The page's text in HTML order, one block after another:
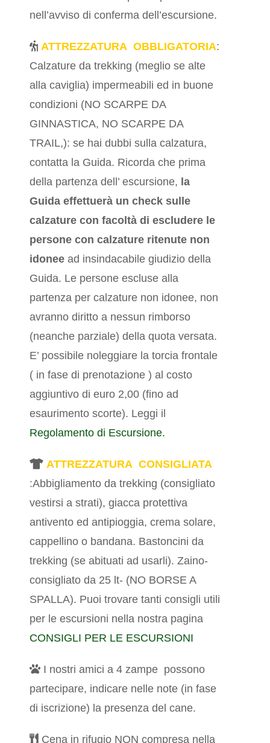
nell’avviso di conferma dell’escursione.
ATTREZZATURA OBBLIGATORIA:
Calzature da trekking (meglio se alte
alla caviglia) impermeabili ed in buone
condizioni (NO SCARPE DA
GINNASTICA, NO SCARPE DA
TRAIL,): se hai dubbi sulla calzatura,
contatta la Guida. Ricorda che prima
della partenza dell’ escursione, la
Guida effettuerà un check sulle
calzature con facoltà di escludere le
persone con calzature ritenute non
idonee ad insindacabile giudizio della
Guida. Le persone escluse alla
partenza per calzature non idonee, non
avranno diritto a nessun rimborso
(neanche parziale) della quota versata.
E’ possibile noleggiare la torcia frontale
( in fase di prenotazione ) al costo
aggiuntivo di euro 2,00 (fino ad
esaurimento scorte). Leggi il
Regolamento di Escursione.
ATTREZZATURA CONSIGLIATA
:Abbigliamento da trekking (consigliato
vestirsi a strati), giacca protettiva
antivento ed antipioggia, crema solare,
cappellino o bandana. Bastoncini da
trekking (se abituati ad usarli).Zaino-
consigliato da 25 lt- (NO BORSE A
SPALLA). Puoi trovare tanti consigli utili
per le escursioni nella nostra pagina
CONSIGLI PER LE ESCURSIONI
I nostri amici a 4 zampe possono
partecipare, indicare nelle note (in fase
di iscrizione) la presenza del cane.
Cena in rifugio NON compresa nella